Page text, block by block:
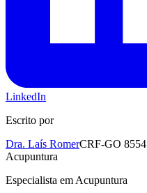
LinkedIn
Escrito por
Dra. Laís RomerCRF-GO 8554
Acupuntura
Especialista em Acupuntura